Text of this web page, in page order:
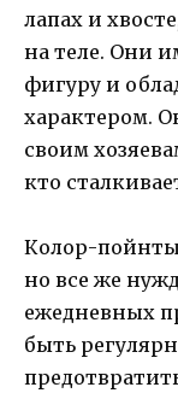
лапах и
на теле. Они
фигуру и
характером.
своим
кто
Колор-
но все же
ежедневных
быть